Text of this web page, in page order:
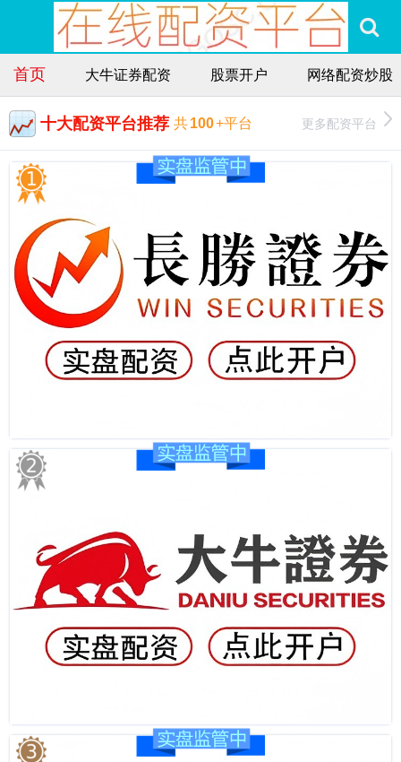
首页 大牛证券配资 股票开户 网络配资炒股
十大配资平台推荐 共100+平台 更多配资平台